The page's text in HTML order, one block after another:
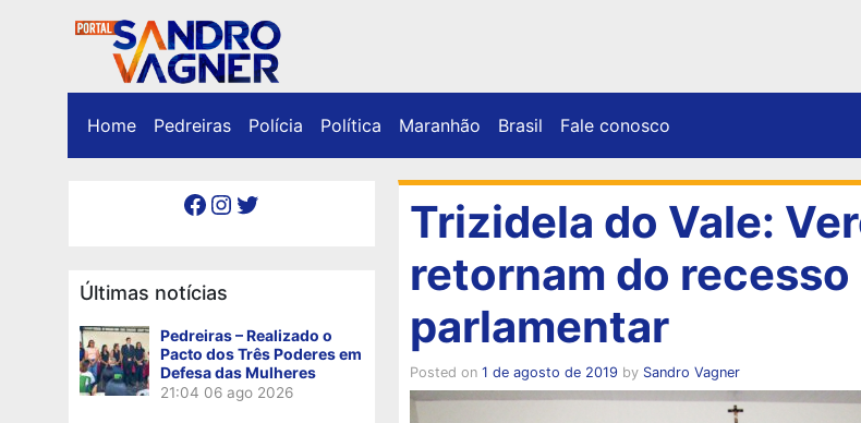
Home Pedreiras Polícia Política Maranhão Brasil Fale conosco
Facebook Instagram Twitter
Últimas notícias
Pedreiras – Realizado o
Pacto dos Três Poderes em
Defesa das Mulheres
21:04 06 ago 2026
Trizidela do Vale:
retornam do recesso
parlamentar
Posted on 1 de agosto de 2019 by Sandro Vagner